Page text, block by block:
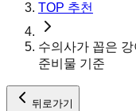
TOP 추천
수의사가 꼽은
준비물 기준
뒤로가기